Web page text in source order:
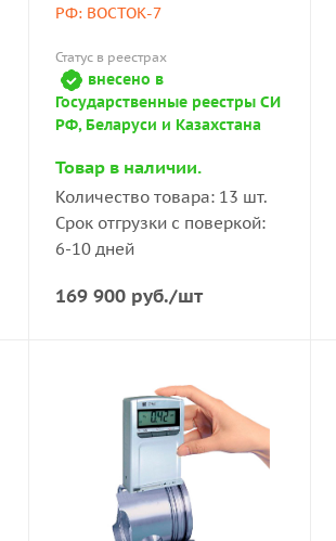
РФ: ВОСТОК-7
Статус в реестрах
внесено в
Государственные реестры СИ
РФ, Беларуси и Казахстана
Товар в наличии.
Количество товара: 13 шт.
Срок отгрузки с поверкой:
6-10 дней
169 900руб./шт